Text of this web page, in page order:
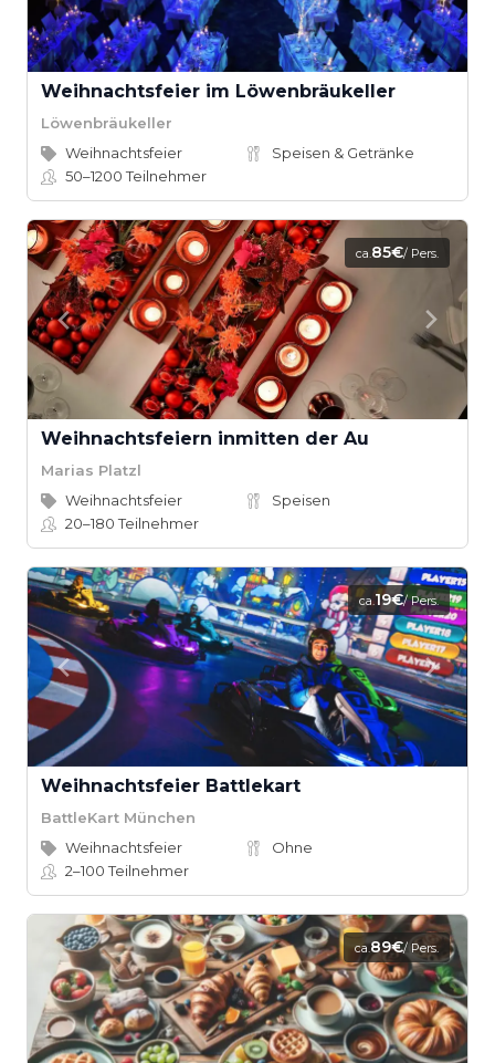
Weihnachtsfeier im Löwenbräukeller
Löwenbräukeller
Weihnachtsfeier
Speisen & Getränke
50–1200Teilnehmer
ca.85€/ Pers.
Weihnachtsfeiern inmitten der Au
Marias Platzl
Weihnachtsfeier
Speisen
20–180Teilnehmer
ca.19€/ Pers.
Weihnachtsfeier Battlekart
BattleKart München
Weihnachtsfeier
Ohne
2–100Teilnehmer
ca.89€/ Pers.